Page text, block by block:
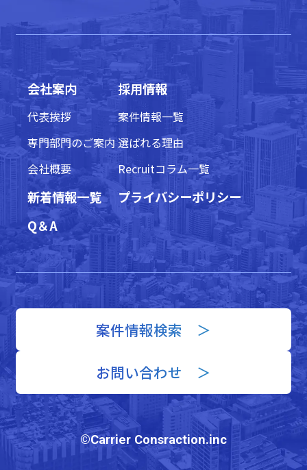
会社案内
代表挨拶
専門部門のご案内
会社概要
新着情報一覧
Q＆A
採用情報
案件情報一覧
選ばれる理由
Recruitコラム一覧
プライバシーポリシー
案件情報検索 ＞
お問い合わせ ＞
©Carrier Consraction.inc